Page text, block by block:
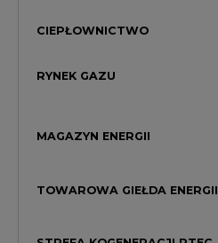
CIEPŁOWNICTWO
RYNEK GAZU
MAGAZYN ENERGII
TOWAROWA GIEŁDA ENERGII